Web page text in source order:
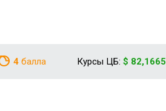
4 балла Курсы ЦБ: $ 82,1665